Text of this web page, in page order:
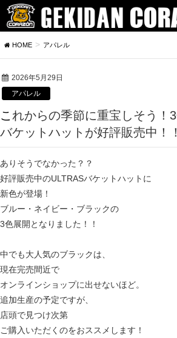
HOME アパレル
2026年5月29日
アパレル
これからの季節に重宝しそう！3色展開のULTRAS
バケットハットが好評販売中！！
ありそうでなかった？？
好評販売中のULTRASバケットハットに
新色が登場！
ブルー・ネイビー・ブラックの
3色展開となりました！！
中でも大人気のブラックは、
現在完売間近で
オンラインショップに出せないほど。
追加生産の予定ですが、
店頭で見つけ次第
ご購入いただくのをおススメします！